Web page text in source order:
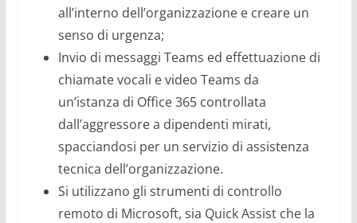
all’interno dell’organizzazione e creare un
senso di urgenza;
Invio di messaggi Teams ed effettuazione di
chiamate vocali e video Teams da
un’istanza di Office 365 controllata
dall’aggressore a dipendenti mirati,
spacciandosi per un servizio di assistenza
tecnica dell’organizzazione.
Si utilizzano gli strumenti di controllo
remoto di Microsoft, sia Quick Assist che la